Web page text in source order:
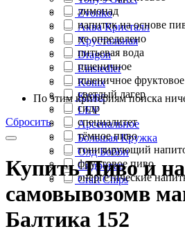
Zvonko
Аква Кристалл
Хрустальная
Dragon
Einsiedler
Konix
Krone
LEV
Арсенальное
Большая Кружка
Олд Бобби
Сидровар
Craft Chips
лимонад
напиток на основе
не определено
питьевая вода
пшеничное
пшеничное фруктовое
светлый лагер
сидр
специалитет
тёмное пиво
тонизирующий
фруктовое пиво
энергетические
По этим критериям поиска
Сбросить
КупитьПиво и
самовывозомв
Балтика 152